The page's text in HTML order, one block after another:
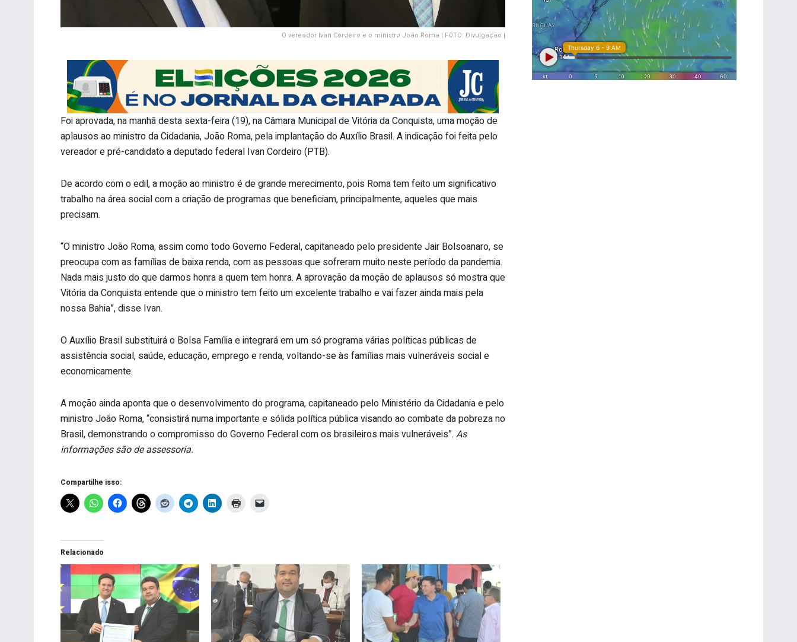
O vereador Ivan Cordeiro e o ministro João Roma | FOTO: Divulgação |
Foi aprovada, na manhã desta sexta-feira (19), na Câmara Municipal de Vitória da Conquista, uma moção de
aplausos ao ministro da Cidadania, João Roma, pela implantação do Auxílio Brasil. A indicação foi feita pelo
vereador e pré-candidato a deputado federal Ivan Cordeiro (PTB).
De acordo com o edil, a moção ao ministro é de grande merecimento, pois Roma tem feito um significativo
trabalho na área social com a criação de programas que beneficiam, principalmente, aqueles que mais
precisam.
“O ministro João Roma, assim como todo Governo Federal, capitaneado pelo presidente Jair Bolsoanaro, se
preocupa com as famílias de baixa renda, com as pessoas que sofreram muito neste período da pandemia.
Nada mais justo do que darmos honra a quem tem honra. A aprovação da moção de aplausos só mostra que
Vitória da Conquista entende que o ministro tem feito um excelente trabalho e vai fazer ainda mais pela
nossa Bahia”, disse Ivan.
O Auxílio Brasil substituirá o Bolsa Família e integrará em um só programa várias políticas públicas de
assistência social, saúde, educação, emprego e renda, voltando-se às famílias mais vulneráveis social e
economicamente.
A moção ainda aponta que o desenvolvimento do programa, capitaneado pelo Ministério da Cidadania e pelo
ministro João Roma, “consistirá numa importante e sólida política pública visando ao combate da pobreza no
Brasil, demonstrando o compromisso do Governo Federal com os brasileiros mais vulneráveis”. As
informações são de assessoria.
Compartilhe isso:
Relacionado